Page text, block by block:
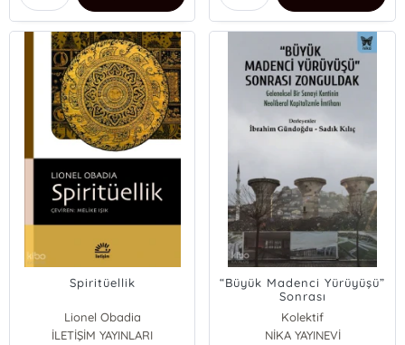
Spiritüellik
Lionel Obadia
İLETİŞİM YAYINLARI
“Büyük Madenci Yürüyüşü”
Sonrası
Zonguldak;Geleneksel Bir
Sanayi Kentinin
Neoliberal Kapitalizme
Kolektif
NİKA YAYINEVİ